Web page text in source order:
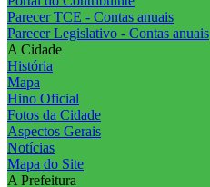
Parecer TCE - Contas anuais
Parecer Legislativo - Contas anuais
A Cidade
História
Mapa
Hino Oficial
Fotos da Cidade
Aspectos Gerais
Notícias
Mapa do Site
A Prefeitura